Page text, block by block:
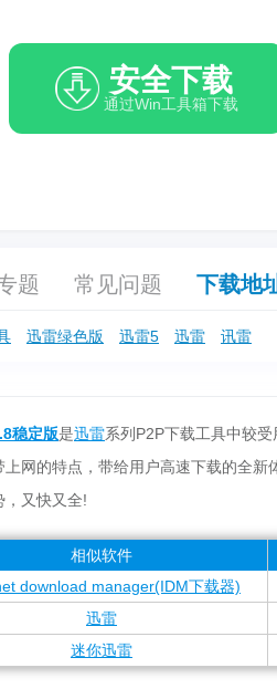
安全下载
通过Win工具箱下载
题 常见问题 下载地
迅雷绿色版 迅雷5 迅雷 讯雷
稳定版是迅雷系列P2P下载工具中较
上网的特点，带给用户高速下载的全新
，又快又全!
相似软件
download manager(IDM下载器)
迅雷
迷你迅雷